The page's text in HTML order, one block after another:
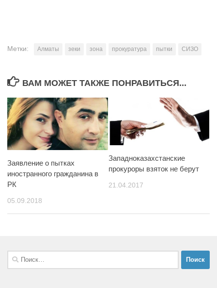
Метки: Алматы зеки зона прокуратура пытки СИЗО
ВАМ МОЖЕТ ТАКЖЕ ПОНРАВИТЬСЯ...
Заявление о пытках
иностранного гражданина в
РК
05.09.2018
Западноказахстанские
прокуроры взяток не берут
21.04.2017
Найти: